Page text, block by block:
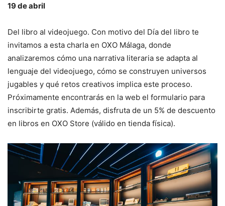
19 de abril
Del libro al videojuego. Con motivo del Día del libro te
invitamos a esta charla en OXO Málaga, donde
analizaremos cómo una narrativa literaria se adapta al
lenguaje del videojuego, cómo se construyen universos
jugables y qué retos creativos implica este proceso.
Próximamente encontrarás en la web el formulario para
inscribirte gratis. Además, disfruta de un 5% de descuento
en libros en OXO Store (válido en tienda física).